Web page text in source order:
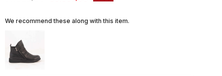
We recommend these along with this item.